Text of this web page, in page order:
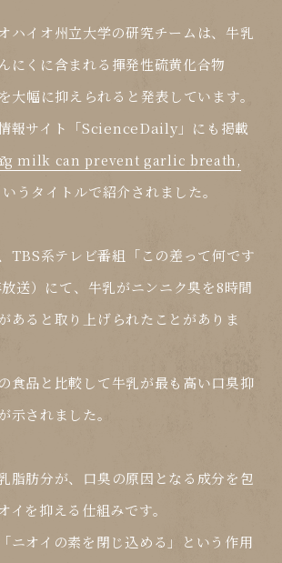
ハイオ州立大学の研究チーム は、牛乳
にくに含まれる揮発性硫黄化合物
大幅に抑えられると発表しています。
報サイト「ScienceDaily」にも掲載
milk can prevent garlic breath,
いうタイトルで紹介されました。
TBS系テレビ番組「この差って何です
送）にて、牛乳がニンニク臭を8時間
あると取り上げられたことがありま
食品と比較して牛乳が最も高い口臭抑
示されました。
脂肪分が、口臭の原因となる成分を包
イを抑える仕組みです。
ニオイの素を閉じ込める」という作用